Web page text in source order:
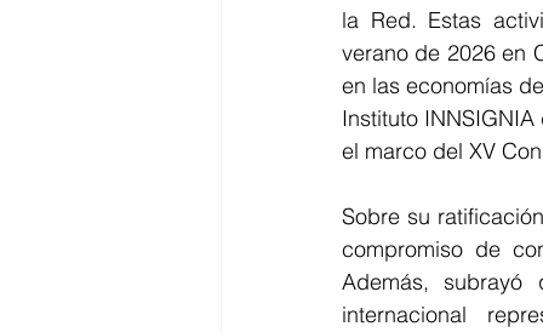
la Red. Estas
verano de 2026 en
en las economías
Instituto
el marco del XV
Sobre su
compromiso de
Además,
internacional